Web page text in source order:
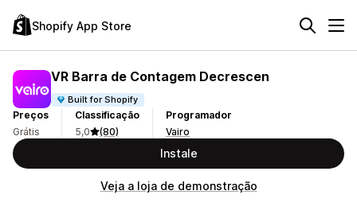
Shopify App Store
VR Barra de Contagem Decrescen
Built for Shopify
Preços
Grátis
Classificação
5,0
(80)
Programador
Vairo
Instale
Veja a loja de demonstração